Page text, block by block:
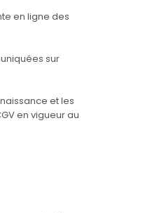
en ligne des
sur
et les
en vigueur au